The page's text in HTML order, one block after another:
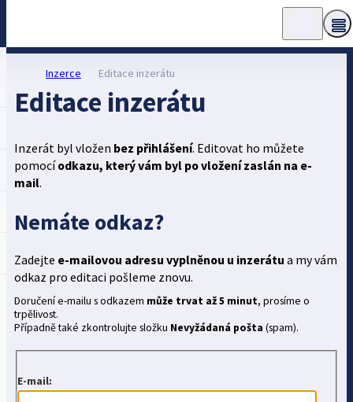
Inzerce Editace inzerátu
Editace inzerátu
Inzerát byl vložen bez přihlášení. Editovat ho můžete
pomocíodkazu, který vám byl po vložení zaslán na e-
mail.
Nemáte odkaz?
Zadejte e-mailovou adresu vyplněnou u inzerátu a my vám
odkaz pro editaci pošleme znovu.
Doručení e-mailu s odkazem může trvat až 5 minut, prosíme o
trpělivost.
Případně také zkontrolujte složku Nevyžádaná pošta (spam).
E-mail: